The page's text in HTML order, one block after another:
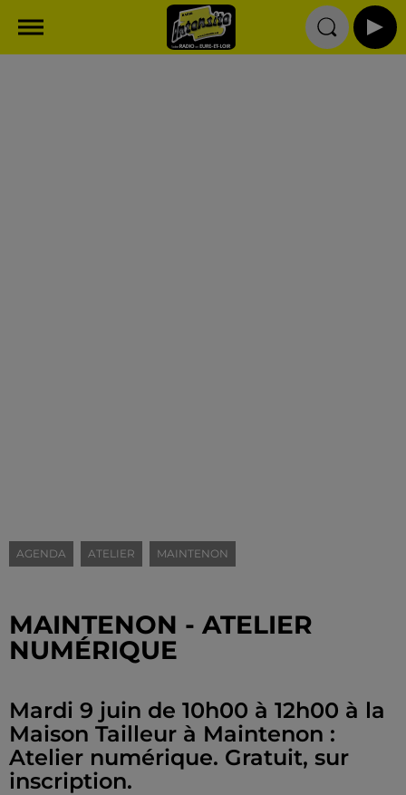
AGENDA ATELIER MAINTENON
MAINTENON - ATELIER
NUMÉRIQUE
Mardi 9 juin de 10h00 à 12h00 à la
Maison Tailleur à Maintenon :
Atelier numérique. Gratuit, sur
inscription.